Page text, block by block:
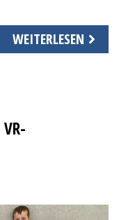
WEITERLESEN